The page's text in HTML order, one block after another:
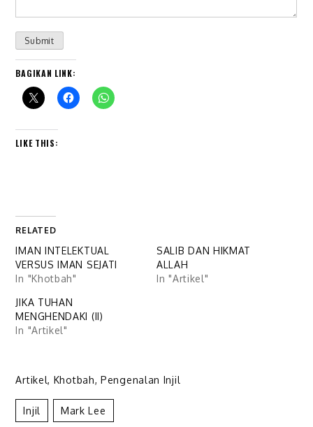
Submit
BAGIKAN LINK:
LIKE THIS:
RELATED
IMAN INTELEKTUAL
VERSUS IMAN SEJATI
In "Khotbah"
SALIB DAN HIKMAT
ALLAH
In "Artikel"
JIKA TUHAN
MENGHENDAKI (II)
In "Artikel"
Artikel, Khotbah,Pengenalan Injil
Injil Mark Lee